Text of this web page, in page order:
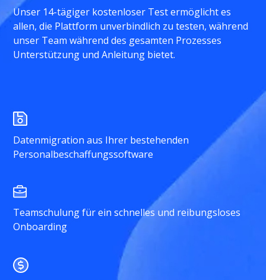
Unser 14-tägiger kostenloser Test ermöglicht es
allen, die Plattform unverbindlich zu testen, während
unser Team während des gesamten Prozesses
Unterstützung und Anleitung bietet.
Datenmigration aus Ihrer bestehenden
Personalbeschaffungssoftware
Teamschulung für ein schnelles und reibungsloses
Onboarding